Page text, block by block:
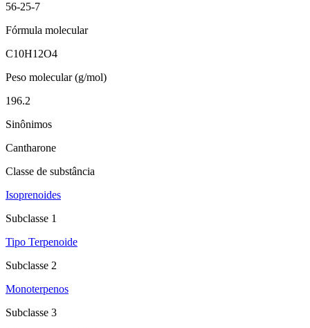
56-25-7
Fórmula molecular
C10H12O4
Peso molecular (g/mol)
196.2
Sinônimos
Cantharone
Classe de substância
Isoprenoides
Subclasse 1
Tipo Terpenoide
Subclasse 2
Monoterpenos
Subclasse 3